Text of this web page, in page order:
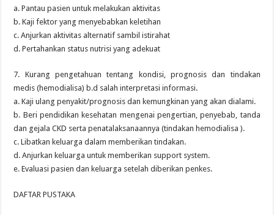
a. Pantau pasien untuk melakukan aktivitas
b. Kaji fektor yang menyebabkan keletihan
c. Anjurkan aktivitas alternatif sambil istirahat
d. Pertahankan status nutrisi yang adekuat
7. Kurang pengetahuan tentang kondisi, prognosis dan tindakan
medis (hemodialisa) b.d salah interpretasi informasi.
a. Kaji ulang penyakit/prognosis dan kemungkinan yang akan dialami.
b. Beri pendidikan kesehatan mengenai pengertian, penyebab, tanda
dan gejala CKD serta penatalaksanaannya (tindakan hemodialisa ).
c. Libatkan keluarga dalam memberikan tindakan.
d. Anjurkan keluarga untuk memberikan support system.
e. Evaluasi pasien dan keluarga setelah diberikan penkes.
DAFTAR PUSTAKA